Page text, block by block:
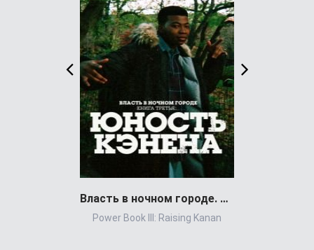
Власть в ночном городе. Книга третья:
Power Book III: Raising Kanan